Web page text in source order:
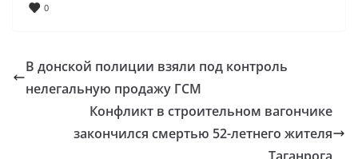
0
В донской полиции взяли под контроль
нелегальную продажу ГСМ
Конфликт в строительном вагончике
закончился смертью 52-летнего жителя
Таганрога